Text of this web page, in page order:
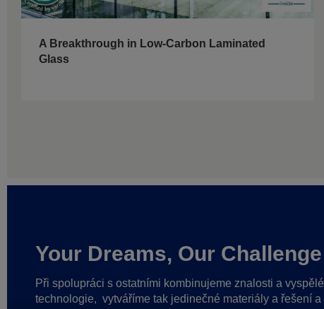
A Breakthrough in Low-Carbon Laminated
Glass
Your Dreams, Our Challenge
Při spolupráci s ostatními kombinujeme znalosti a vyspělé
technologie, vytváříme tak jedinečné materiály a řešení a